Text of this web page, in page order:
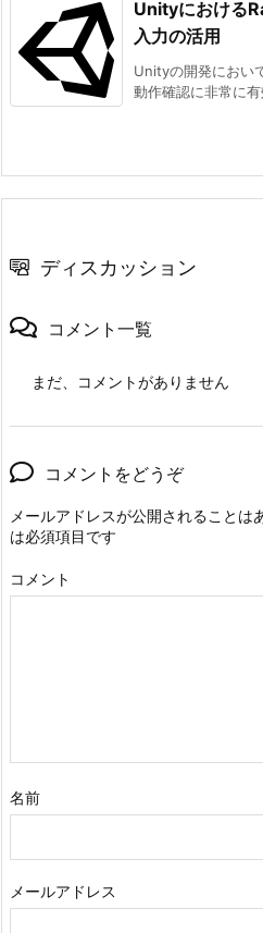
Unityにおける
入力の活用
Unityの開発におい
動作確認に非常に
ディスカッション
コメント一覧
まだ、コメントがありません
コメントをどうぞ
メールアドレスが公開されることは
は必須項目です
コメント
名前
メールアドレス